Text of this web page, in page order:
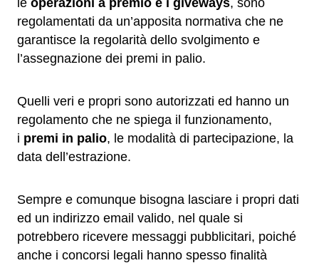
le operazioni a premio e i giveways, sono
regolamentati da un’apposita normativa che ne
garantisce la regolarità dello svolgimento e
l’assegnazione dei premi in palio.
Quelli veri e propri sono autorizzati ed hanno un
regolamento che ne spiega il funzionamento,
i premi in palio, le modalità di partecipazione, la
data dell’estrazione.
Sempre e comunque bisogna lasciare i propri dati
ed un indirizzo email valido, nel quale si
potrebbero ricevere messaggi pubblicitari, poiché
anche i concorsi legali hanno spesso finalità